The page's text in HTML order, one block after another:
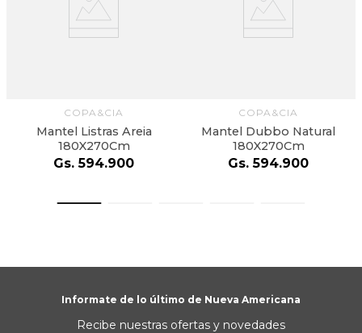
COPA&CIA
Mantel Listras Areia
180X270Cm
Gs. 594.900
COPA&CIA
Mantel Dubbo Natural
180X270Cm
Gs. 594.900
Informate de lo último de Nueva Americana
Recibe nuestras ofertas y novedades